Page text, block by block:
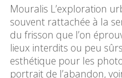
Mouralis L’exploration
souvent rattachée à la
du frisson que l’on
lieux interdits ou peu
esthétique pour les
portrait de l’abandon,